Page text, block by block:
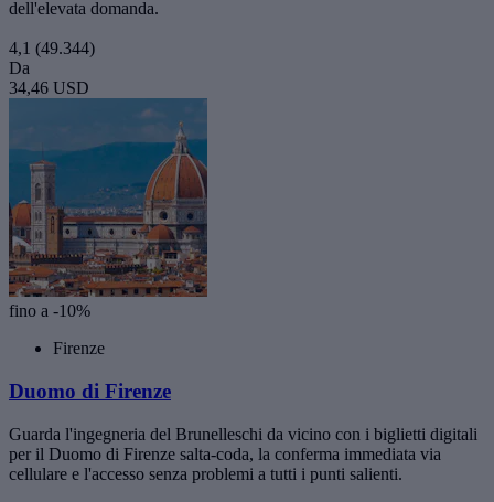
dell'elevata domanda.
4,1 (49.344)
Da
34,46 USD
fino a -10%
Firenze
Duomo di Firenze
Guarda l'ingegneria del Brunelleschi da vicino con i biglietti digitali
per il Duomo di Firenze salta-coda, la conferma immediata via
cellulare e l'accesso senza problemi a tutti i punti salienti.